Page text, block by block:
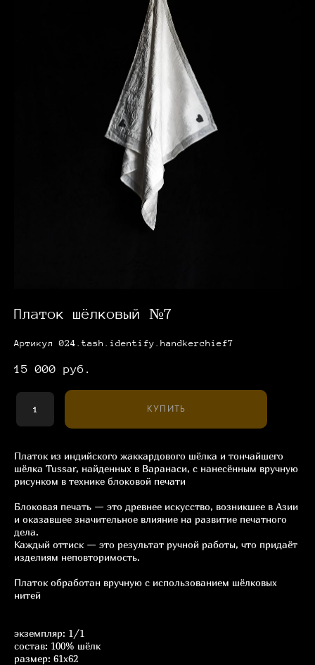
Платок шёлковый №7
Артикул 024.tash.identify.handkerchief7
15 000 pуб.
КУПИТЬ
Платок из индийского жаккардового шёлка и тончайшего
шёлка Tussar, найденных в Варанаси, с нанесённым вручную
рисунком в технике блоковой печати
Блоковая печать — это древнее искусство, возникшее в Азии
и оказавшее значительное влияние на развитие печатного
дела.
Каждый оттиск — это результат ручной работы, что придаёт
изделиям неповторимость.
Платок обработан вручную с использованием шёлковых
нитей
экземпляр: 1/1
состав: 100% шёлк
размер: 61х62